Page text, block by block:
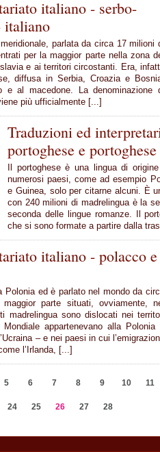
italiano - serbo-
italiano
parlata da circa 17 milioni
per la maggior parte nella zona
e ai territori circostanti. Era,
diffusa in Serbia, Croazia e
e al macedone. La denominazione
più ufficialmente [...]
Traduzioni ed
portoghese e
Il portoghese è una lingua di
numerosi paesi, come ad esempio
e Guinea, solo per citarne alcuni. È
con 240 milioni di madrelingua è la
seconda delle lingue romanze. Il
che si sono formate a partire dalla
italiano - polacco e
Polonia ed è parlato nel mondo da
parte situati, ovviamente,
madrelingua sono dislocati nei
appartenevano alla Polonia
– e nei paesi in cui
l’Irlanda, [...]
5 6 7 8 9 10 11
24 25 26 27 28